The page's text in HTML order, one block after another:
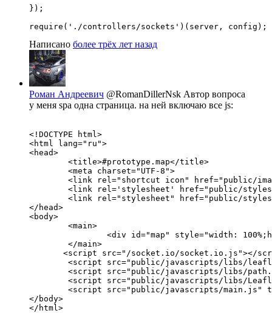
});
require('./controllers/sockets')(server, config);
Написано более трёх лет назад
Роман Андреевич @RomanDillerNsk Автор вопроса
у меня spa одна страница. на ней включаю все js:
<!DOCTYPE html>
<html lang="ru">
<head>
</head>
<body>
<script src="/socket.io/socket.io.js"></
</body>
</html>